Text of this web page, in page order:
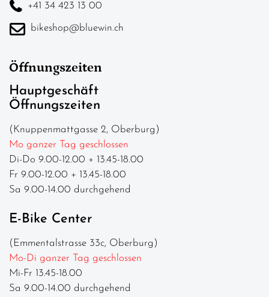
+41 34 423 13 00
bikeshop@bluewin.ch
Öffnungszeiten
Hauptgeschäft
Öffnungszeiten
(Knuppenmattgasse 2, Oberburg)
Mo ganzer Tag geschlossen
Di-Do 9.00-12.00 + 13.45-18.00
Fr 9.00-12.00 + 13.45-18.00
Sa 9.00-14.00 durchgehend
E-Bike Center
(Emmentalstrasse 33c, Oberburg)
Mo-Di ganzer Tag geschlossen
Mi-Fr 13.45-18.00
Sa 9.00-14.00 durchgehend